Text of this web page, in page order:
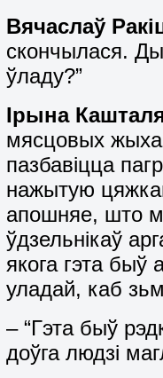
Вячаслаў
скончылася.
ўладу?”
Ірына
мясцовых
пазбавіцца
нажытую
апошняе, што
ўдзельнікаў
якога гэта быў
уладай, каб
– “Гэта быў
доўга людзі